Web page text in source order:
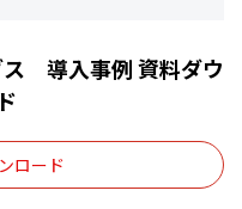
ス 導入事例 資料ダウ
ロード